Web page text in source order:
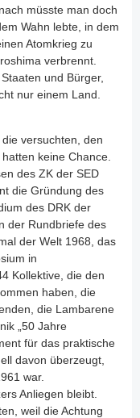
müsste man doch
Wahn lebte, in dem
Atomkrieg zu
verbrennt.
und Bürger,
nur einem Land.
versuchten, den
keine Chance.
des ZK der SED
die Gründung des
des DRK der
der Rundbriefe des
der Welt 1968, das
in
Kollektive, die den
haben, die
die Lambarene
„50 Jahre
für das praktische
davon überzeugt,
war.
Anliegen bleibt.
weil die Achtung